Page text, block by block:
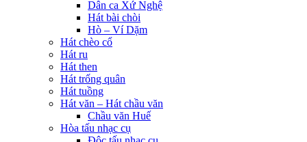
Dân ca Xứ Nghệ
Hát bài chòi
Hò – Ví Dặm
Hát chèo cổ
Hát ru
Hát then
Hát trống quân
Hát tuồng
Hát văn – Hát chầu văn
Chầu văn Huế
Hòa tấu nhạc cụ